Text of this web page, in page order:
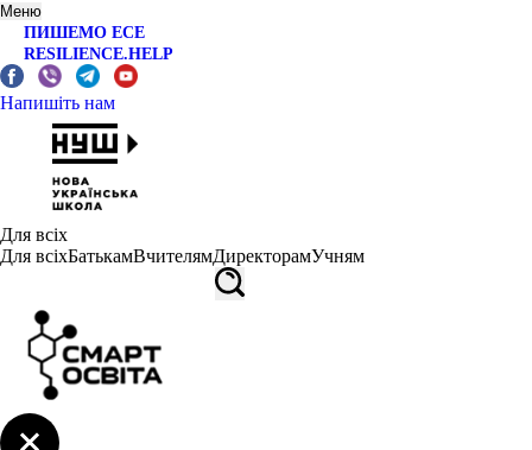
Меню
ПИШЕМО ЕСЕ
RESILIENCE.HELP
Напишіть нам
Для всіх
Для всіхБатькамВчителямДиректорамУчням